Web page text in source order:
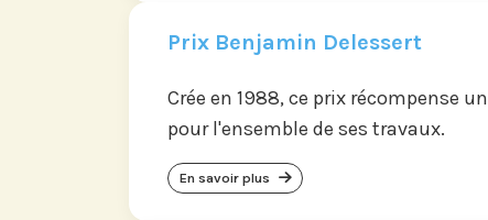
Prix Benjamin Delessert
Crée en 1988, ce prix récompense un
pour l'ensemble de ses travaux.
En savoir plus